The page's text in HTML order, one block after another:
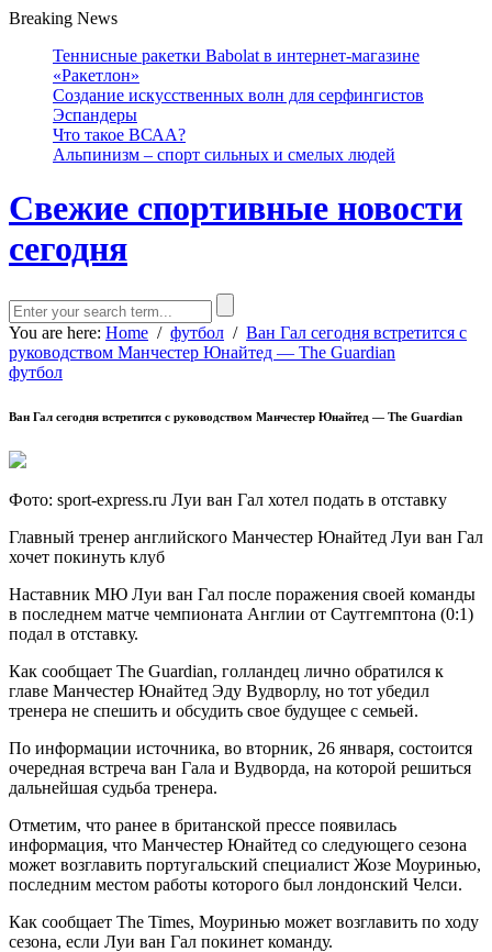
Breaking News
Теннисные ракетки Babolat в интернет-магазине
«Ракетлон»
Создание искусственных волн для серфингистов
Эспандеры
Что такое ВСАА?
Альпинизм – спорт сильных и смелых людей
Свежие спортивные новости
сегодня
You are here: Home / футбол / Ван Гал сегодня встретится с
руководством Манчестер Юнайтед — The Guardian
футбол
Ван Гал сегодня встретится с руководством Манчестер Юнайтед — The Guardian
Фото: sport-express.ru Луи ван Гал хотел подать в отставку
Главный тренер английского Манчестер Юнайтед Луи ван Гал
хочет покинуть клуб
Наставник МЮ Луи ван Гал после поражения своей команды
в последнем матче чемпионата Англии от Саутгемптона (0:1)
подал в отставку.
Как сообщает The Guardian, голландец лично обратился к
главе Манчестер Юнайтед Эду Вудворлу, но тот убедил
тренера не спешить и обсудить свое будущее с семьей.
По информации источника, во вторник, 26 января, состоится
очередная встреча ван Гала и Вудворда, на которой решиться
дальнейшая судьба тренера.
Отметим, что ранее в британской прессе появилась
информация, что Манчестер Юнайтед со следующего сезона
может возглавить португальский специалист Жозе Моуринью,
последним местом работы которого был лондонский Челси.
Как сообщает The Times, Моуринью может возглавить по ходу
сезона, если Луи ван Гал покинет команду.